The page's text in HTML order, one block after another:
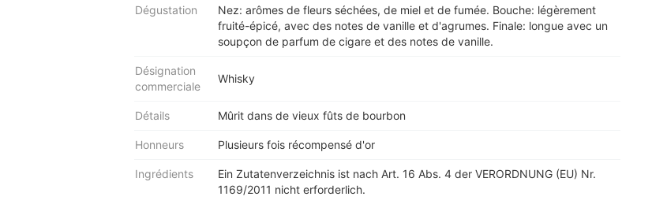
Dégustation
Nez: arômes de fleurs séchées, de miel et de fumée. Bouche: légèrement
fruité-épicé, avec des notes de vanille et d'agrumes. Finale: longue avec un
soupçon de parfum de cigare et des notes de vanille.
Désignation
commerciale
Whisky
Détails Mûrit dans de vieux fûts de bourbon
Honneurs Plusieurs fois récompensé d'or
Ingrédients
Ein Zutatenverzeichnis ist nach Art. 16 Abs. 4 der VERORDNUNG (EU) Nr.
1169/2011 nicht erforderlich.